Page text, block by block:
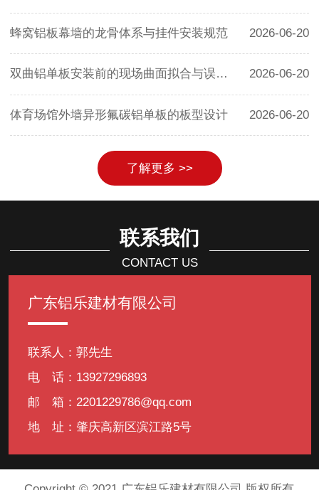
蜂窝铝板幕墙的龙骨体系与挂件安装规范 2026-06-20
双曲铝单板安装前的现场曲面拟合与误差复核 2026-06-20
体育场馆外墙异形氟碳铝单板的板型设计 2026-06-20
了解更多 >>
联系我们
CONTACT US
广东铝乐建材有限公司
联系人：郭先生
电 话：13927296893
邮 箱：2201229786@qq.com
地 址：肇庆高新区滨江路5号